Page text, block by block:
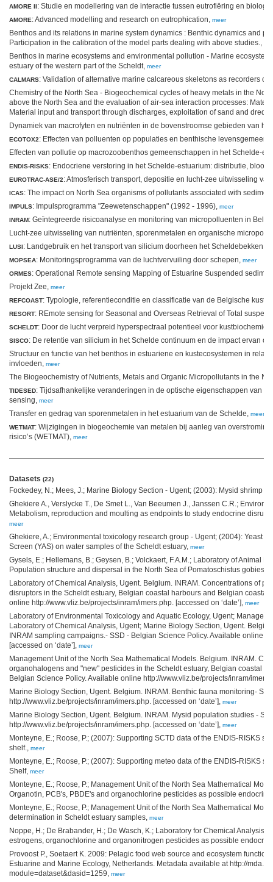
AMORE II: Studie en modellering van de interactie tussen eutrofiëring en
AMORE: Advanced modelling and research on eutrophication, meer
Benthos and its relations in marine system dynamics : Benthic dynamics and
Participation in the calibration of the model parts dealing with above studies.,
Benthos in marine ecosystems and environmental pollution - Marine
estuary of the western part of the Scheldt, meer
CALMARS: Validation of alternative marine calcareous skeletons as recorders
Chemistry of the North Sea - Biogeochemical cycles of heavy metals in the
above the North Sea and the evaluation of air-sea interaction processes:
Material input and transport through discharges, exploitation of sand and
Dynamiek van macrofyten en nutriënten in de bovenstroomse gebieden van
ECOTOX2: Effecten van polluenten op populaties en benthische
Effecten van pollutie op macrozoobenthos gemeenschappen in het Schelde-
ENDIS-RISKS: Endocriene verstoring in het Schelde-estuarium: distributie,
EUROTRAC-ASE/2: Atmosferisch transport, depositie en lucht-zee uitwisseling
ICAS: The impact on North Sea organisms of pollutants associated with
IMPULS: Impulsprogramma "Zeewetenschappen" (1992 - 1996), meer
INRAM: Geïntegreerde risicoanalyse en monitoring van micropolluenten in
Lucht-zee uitwisseling van nutriënten, sporenmetalen en organische
LUSI: Landgebruik en het transport van silicium doorheen het Scheldebekken,
MOPSEA: Monitoringsprogramma van de luchtvervuiling door schepen, meer
ORMES: Operational Remote sensing Mapping of Estuarine Suspended
Projekt Zee, meer
REFCOAST: Typologie, referentieconditie en classificatie van de Belgische
RESORT: REmote sensing for Seasonal and Overseas Retrieval of Total
SCHELDT: Door de lucht verpreid hyperspectraal potentieel voor kustbiochemie
SISCO: De retentie van silicium in het Schelde continuum en de impact ervan
Structuur en functie van het benthos in estuariene en kustecosystemen in
invloeden, meer
The Biogeochemistry of Nutrients, Metals and Organic Micropollutants in the
TIDESED: Tijdsafhankelijke veranderingen in de optische eigenschappen van
sensing, meer
Transfer en gedrag van sporenmetalen in het estuarium van de Schelde, meer
WETMAT: Wijzigingen in biogeochemie van metalen bij aanleg van
risico’s (WETMAT), meer
Datasets (22)
Fockedey, N.; Mees, J.; Marine Biology Section - Ugent; (2003): Mysid shrimp
Ghekiere A., Verslycke T., De Smet L., Van Beeumen J., Janssen C.R.;
Metabolism, reproduction and moulting as endpoints to study endocrine
meer
Ghekiere, A.; Environmental toxicology research group - Ugent; (2004): Yeast
Screen (YAS) on water samples of the Scheldt estuary, meer
Gysels, E.; Hellemans, B.; Geysen, B.; Volckaert, F.A.M.; Laboratory of Animal
Population structure and dispersal in the North Sea of Pomatoschistus gobies.,
Laboratory of Chemical Analysis, Ugent. Belgium. INRAM. Concentrations of
disruptors in the Scheldt estuary, Belgian coastal harbours and Belgian
online http://www.vliz.be/projects/inram/imers.php. [accessed on ‘date’], meer
Laboratory of Environmental Toxicology and Aquatic Ecology, Ugent;
Laboratory of Chemical Analysis, Ugent; Marine Biology Section, Ugent.
INRAM sampling campaigns.- SSD - Belgian Science Policy. Available online
[accessed on ‘date’], meer
Management Unit of the North Sea Mathematical Models. Belgium. INRAM.
organohalogens and "new" pesticides in the Scheldt estuary, Belgian coastal
Belgian Science Policy. Available online http://www.vliz.be/projects/inram/
Marine Biology Section, Ugent. Belgium. INRAM. Benthic fauna monitoring-
http://www.vliz.be/projects/inram/imers.php. [accessed on ‘date’], meer
Marine Biology Section, Ugent. Belgium. INRAM. Mysid population studies -
http://www.vliz.be/projects/inram/imers.php. [accessed on ‘date’], meer
Monteyne, E.; Roose, P.; (2007): Supporting SCTD data of the ENDIS-RISKS
shelf., meer
Monteyne, E.; Roose, P.; (2007): Supporting meteo data of the ENDIS-RISKS
Shelf, meer
Monteyne, E.; Roose, P.; Management Unit of the North Sea Mathematical
Organotin, PCB's, PBDE's and organochlorine pesticides as possible
Monteyne, E.; Roose, P.; Management Unit of the North Sea Mathematical
determination in Scheldt estuary samples, meer
Noppe, H.; De Brabander, H.; De Wasch, K.; Laboratory for Chemical Analysis
estrogens, organochlorine and organonitrogen pesticides as possible
Provoost P., Soetaert K. 2009: Pelagic food web source and ecosystem
Estuarine and Marine Ecology, Netherlands. Metadata available at http://
module=dataset&dasid=1259, meer